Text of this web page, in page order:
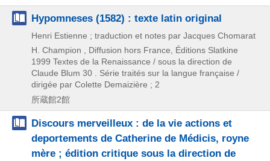
Hypomneses (1582) : texte latin original
Henri Estienne ; traduction et notes par Jacques Chomarat
H. Champion , Diffusion hors France, Éditions Slatkine
1999 Textes de la Renaissance / sous la direction de
Claude Blum 30 . Série traités sur la langue française /
dirigée par Colette Demaizière ; 2
所蔵館2館
Discours merveilleux : de la vie actions et
deportements de Catherine de Médicis, royne
mère ; édition critique sous la direction de